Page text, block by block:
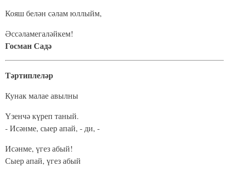
Кояш белән сәлам юллыйм,
Әссәламегаләйкем!
Госман Садә
Тәртиплеләр
Кунак малае авылны
Үзенчә күреп таный.
- Исәнме, сыер апай, - ди, -
Исәнме, үгез абый!
Сыер апай, үгез абый